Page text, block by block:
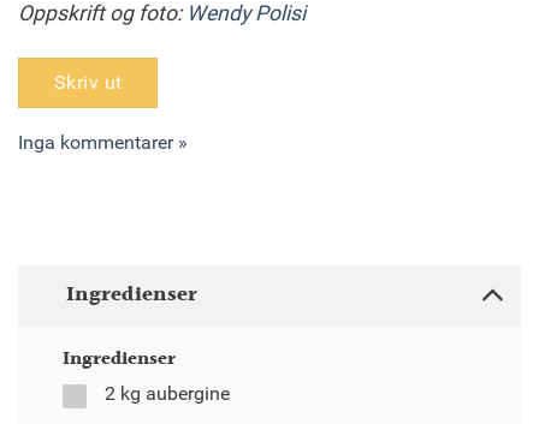
Oppskrift og foto: Wendy Polisi
Skriv ut
Inga kommentarer »
Ingredienser
Ingredienser
2 kg aubergine